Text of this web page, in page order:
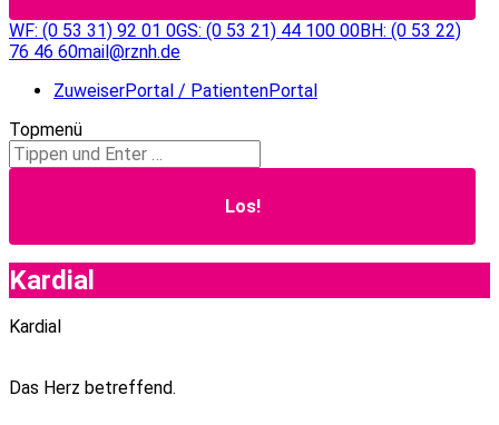
WF: (0 53 31) 92 01 0GS: (0 53 21) 44 100 00BH: (0 53 22)
76 46 60mail@rznh.de
ZuweiserPortal / PatientenPortal
Topmenü
Search:
Kardial
Kardial
Das Herz betreffend.